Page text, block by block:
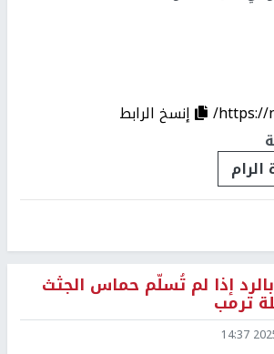
https://
إنسخ الرابط
الرام
إذا لم تُسلّم حماس الجثث
ترمب